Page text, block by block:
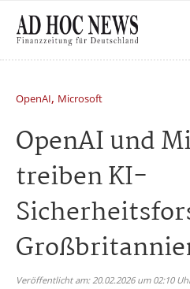
OpenAI, Microsoft
OpenAI und
treiben KI-
Veröffentlicht am: 20.02.2026 um 02:10